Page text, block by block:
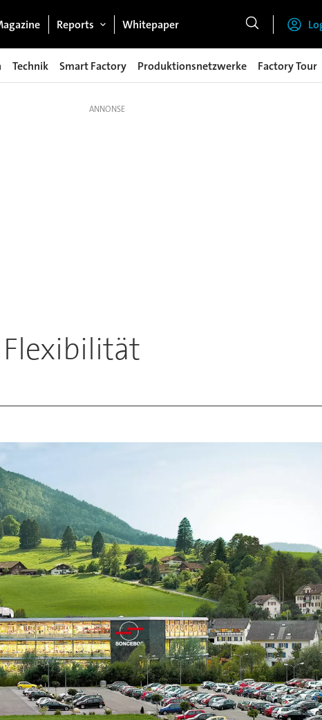
Reports Whitepaper
Technik Smart Factory Produktionsnetzwerke Factory Tour